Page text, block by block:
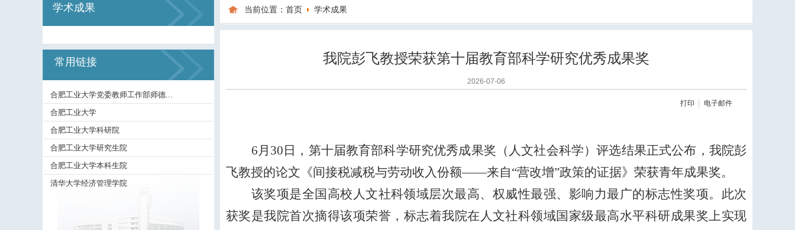
学术成果
常用链接
合肥工业大学党委教师工作部师德...
合肥工业大学
合肥工业大学科研院
合肥工业大学研究生院
合肥工业大学本科生院
清华大学经济管理学院
当前位置： 首页 学术成果
我院彭飞教授荣获第十届教育部科学研究优秀成果奖
2026-07-06
打印 电子邮件
6月 30 日，第十届教育部科学研究优秀成果奖（人文社会科学）评选结果正式公布，我院彭
飞教授的论文《间接税减税与劳动收入份额——来自“营改增”政策的证据》荣获青年成果奖。
该奖项是全国高校人文社科领域层次最高、权威性最强、影响力最广的标志性奖项。此次
获奖是我院首次摘得该项荣誉，标志着我院在人文社科领域国家级最高水平科研成果奖上实现